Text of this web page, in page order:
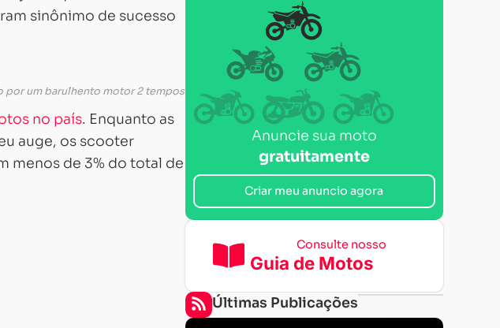
sinônimo de sucesso
por um barulhento motor 2 tempos
no país. Enquanto as
auge, os scooter
menos de 3% do total de
Anuncie sua moto
gratuitamente
Criar meu anuncio agora
Consulte nosso
Guia de Motos
Últimas Publicações